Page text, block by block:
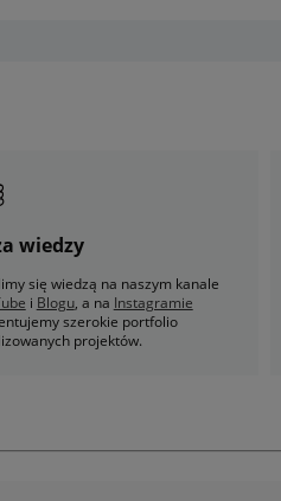
wiedzy
się wiedzą na naszym kanale
i Blogu, a na Instagramie
szerokie portfolio
projektów.